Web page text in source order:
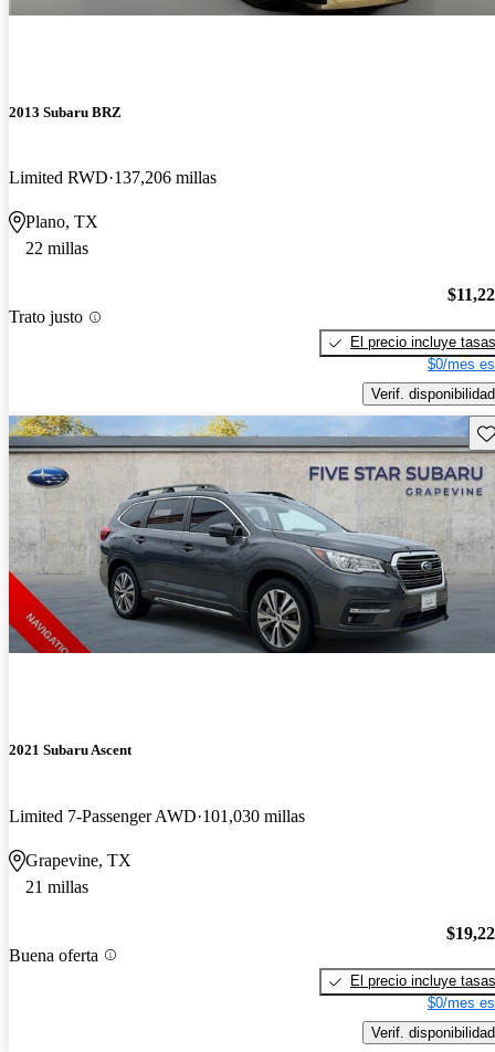
2013 Subaru BRZ
Limited RWD 137,206 millas
Plano, TX
22 millas
Trato justo
El precio incluye tasas
$0/mes
Verif. disponibilidad
2021 Subaru Ascent
Limited 7-Passenger AWD 101,030 millas
Grapevine, TX
21 millas
Buena oferta
El precio incluye tasas
$0/mes
Verif. disponibilidad